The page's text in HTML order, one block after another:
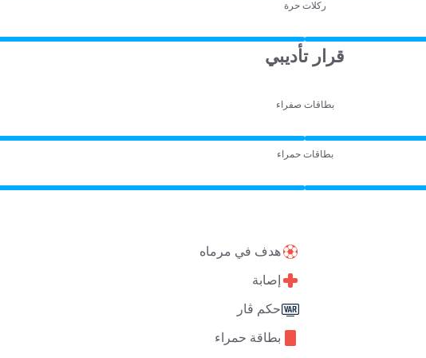
ركلات حرة
قرار تأديبي
بطاقات صفراء
بطاقات حمراء
هدف في مرماه
إصابة
حكم ڤار
بطاقة حمراء